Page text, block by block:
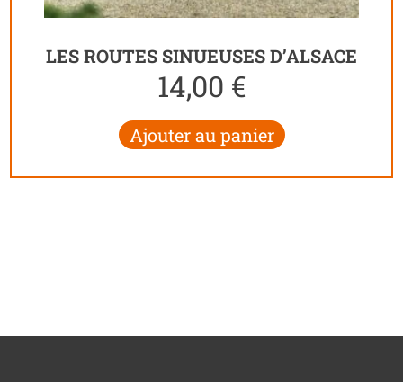
LES ROUTES SINUEUSES D’ALSACE
14,00 €
Ajouter au panier